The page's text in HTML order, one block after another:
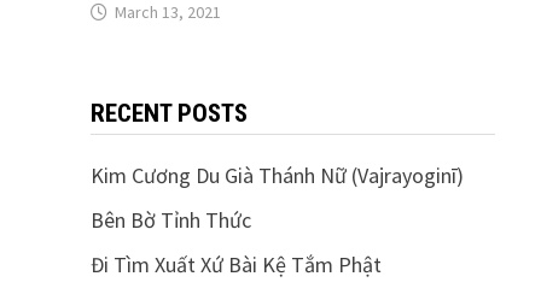
March 13, 2021
RECENT POSTS
Kim Cương Du Già Thánh Nữ (Vajrayoginī)
Bên Bờ Tỉnh Thức
Đi Tìm Xuất Xứ Bài Kệ Tắm Phật